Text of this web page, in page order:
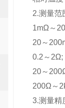
2.测量范
1mΩ～
20～
0.2～
20～
200Ω～
3.测量精